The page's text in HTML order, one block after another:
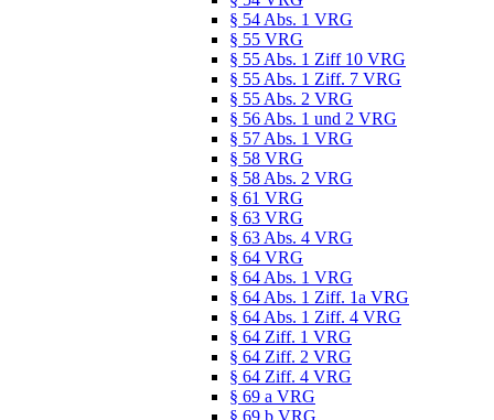
§ 54 Abs. 1 VRG
§ 55 VRG
§ 55 Abs. 1 Ziff 10 VRG
§ 55 Abs. 1 Ziff. 7 VRG
§ 55 Abs. 2 VRG
§ 56 Abs. 1 und 2 VRG
§ 57 Abs. 1 VRG
§ 58 VRG
§ 58 Abs. 2 VRG
§ 61 VRG
§ 63 VRG
§ 63 Abs. 4 VRG
§ 64 VRG
§ 64 Abs. 1 VRG
§ 64 Abs. 1 Ziff. 1a VRG
§ 64 Abs. 1 Ziff. 4 VRG
§ 64 Ziff. 1 VRG
§ 64 Ziff. 2 VRG
§ 64 Ziff. 4 VRG
§ 69 a VRG
§ 69 b VRG